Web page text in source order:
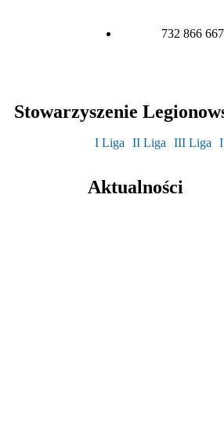
732 866
Stowarzyszenie
I Liga II Liga III Liga
Aktualności